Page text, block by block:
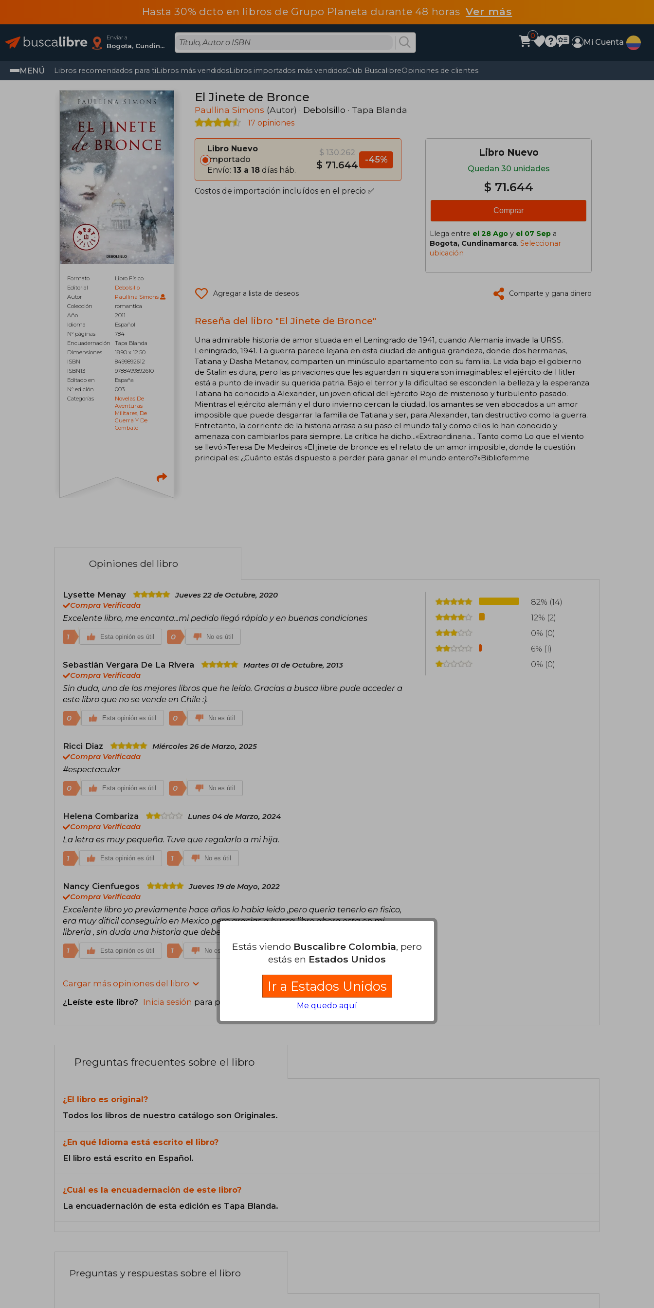
Hasta 30% dcto en libros de Grupo Planeta durante 48 horasVer más
Enviar a
Bogota, Cundinamarca
0
Mi Cuenta
MENÚ Libros recomendados para tiLibros más vendidosLibros importados más vendidosClub BuscalibreOpiniones de clientes
Formato
Libro Físico
Editorial
Debolsillo
Autor
Paullina Simons
Colección
romantica
Año
2011
Idioma
Español
N° páginas
784
Encuadernación
Tapa Blanda
Dimensiones
18.90 x 12.50
ISBN
8499892612
ISBN13
9788499892610
Editado en
España
N° edición
003
Categorías
Novelas De
Aventuras
Militares, De
Guerra Y De
Combate
El Jinete de Bronce
Paullina Simons (Autor) · Debolsillo · Tapa Blanda
17 opiniones
Libro Nuevo
Importado
Envío: 13 a 18 días háb.
$ 130.262
$ 71.644 -45%
Costos de importación incluídos en el precio ✅
Libro Nuevo
Quedan 30 unidades
$ 71.644
Comprar
Llega entre el 28 Ago y el 07 Sep a
Bogota, Cundinamarca. Seleccionar
ubicación
Agregar a lista de deseos Comparte y gana dinero
Reseña del libro "El Jinete de Bronce"
Una admirable historia de amor situada en el Leningrado de 1941, cuando Alemania invade la URSS.
Leningrado, 1941. La guerra parece lejana en esta ciudad de antigua grandeza, donde dos hermanas,
Tatiana y Dasha Metanov, comparten un minúsculo apartamento con su familia. La vida bajo el gobierno
de Stalin es dura, pero las privaciones que les aguardan ni siquiera son imaginables: el ejército de Hitler
está a punto de invadir su querida patria. Bajo el terror y la dificultad se esconden la belleza y la esperanza:
Tatiana ha conocido a Alexander, un joven oficial del Ejército Rojo de misterioso y turbulento pasado.
Mientras el ejército alemán y el duro invierno cercan la ciudad, los amantes se ven abocados a un amor
imposible que puede desgarrar la familia de Tatiana y ser, para Alexander, tan destructivo como la guerra.
Entretanto, la corriente de la historia arrasa a su paso el mundo tal y como ellos lo han conocido y
amenaza con cambiarlos para siempre. La crítica ha dicho...«Extraordinaria... Tanto como Lo que el viento
se llevó.»Teresa De Medeiros «El jinete de bronce es el relato de un amor imposible, donde la cuestión
principal es: ¿Cuánto estás dispuesto a perder para ganar el mundo entero?»Bibliofemme
Opiniones del libro
Lysette Menay
Jueves 22 de Octubre, 2020
Compra Verificada
Excelente libro, me encanta...mi pedido llegó rápido y en buenas condiciones
1 Esta opinión es útil 0 No es útil
Sebastián Vergara De La Rivera
Martes 01 de Octubre, 2013
Compra Verificada
Sin duda, uno de los mejores libros que he leído. Gracias a busca libre pude acceder a
este libro que no se vende en Chile :).
0 Esta opinión es útil 0 No es útil
Ricci Diaz
Miércoles 26 de Marzo, 2025
Compra Verificada
#espectacular
0 Esta opinión es útil 0 No es útil
Helena Combariza
Lunes 04 de Marzo, 2024
Compra Verificada
La letra es muy pequeña. Tuve que regalarlo a mi hija.
1 Esta opinión es útil 1 No es útil
Nancy Cienfuegos
Jueves 19 de Mayo, 2022
Compra Verificada
Excelente libro yo previamente hace años lo habia leido ,pero queria tenerlo en fisico,
era muy dificil conseguirlo en Mexico pero gracias a busca libre ahora esta en mi
libreria , sin duda una historia que debes leer de amor y guerra
1 Esta opinión es útil 1 No es útil
Cargar más opiniones del libro
¿Leíste este libro? Inicia sesión para poder agregar tu propia evaluación
82% (14)
12% (2)
0% (0)
6% (1)
0% (0)
Preguntas frecuentes sobre el libro
¿El libro es original?
Todos los libros de nuestro catálogo son Originales.
¿En qué Idioma está escrito el libro?
El libro está escrito en Español.
¿Cuál es la encuadernación de este libro?
La encuadernación de esta edición es Tapa Blanda.
Preguntas y respuestas sobre el libro
Estás viendo Buscalibre Colombia, pero
estás en Estados Unidos
Ir a Estados Unidos
Me quedo aquí